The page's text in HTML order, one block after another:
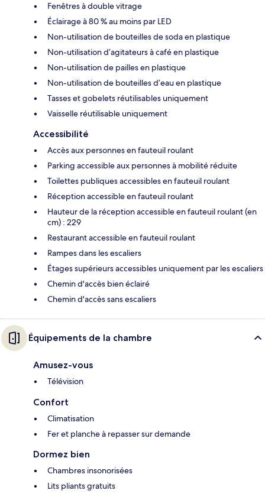
Fenêtres à double vitrage
Éclairage à 80 % au moins par LED
Non-utilisation de bouteilles de soda en plastique
Non-utilisation d’agitateurs à café en plastique
Non-utilisation de pailles en plastique
Non-utilisation de bouteilles d’eau en plastique
Tasses et gobelets réutilisables uniquement
Vaisselle réutilisable uniquement
Accessibilité
Accès aux personnes en fauteuil roulant
Parking accessible aux personnes à mobilité réduite
Toilettes publiques accessibles en fauteuil roulant
Réception accessible en fauteuil roulant
Hauteur de la réception accessible en fauteuil roulant (en
cm) : 229
Restaurant accessible en fauteuil roulant
Rampes dans les escaliers
Étages supérieurs accessibles uniquement par les escaliers
Chemin d'accès bien éclairé
Chemin d'accès sans escaliers
Équipements de la chambre
Amusez-vous
Télévision
Confort
Climatisation
Fer et planche à repasser sur demande
Dormez bien
Chambres insonorisées
Lits pliants gratuits